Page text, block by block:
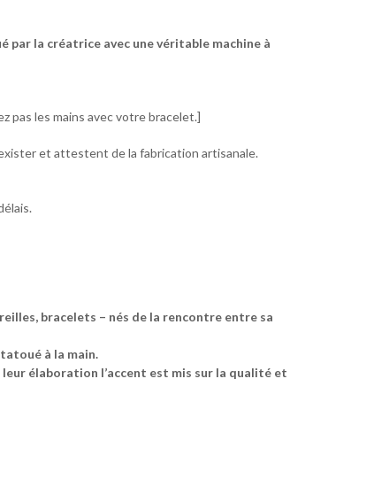
par la créatrice avec une véritable machine à
pas les mains avec votre bracelet.]
et attestent de la fabrication artisanale.
bracelets – nés de la rencontre entre sa
à la main.
élaboration l’accent est mis sur la qualité et